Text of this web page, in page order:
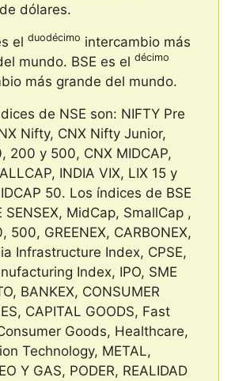
dólares.
el duodécimo intercambio más
mundo. BSE es el décimo
más grande del mundo.
de NSE son: NIFTY Pre
Nifty, CNX Nifty Junior,
200 y 500, CNX MIDCAP,
INDIA VIX, LIX 15 y
50. Los índices de BSE
SENSEX, MidCap, SmallCap ,
500, GREENEX, CARBONEX,
Infrastructure Index, CPSE,
Index, IPO, SME
BANKEX, CONSUMER
CAPITAL GOODS, Fast
Goods, Healthcare,
Technology, METAL,
Y GAS, PODER, REALIDAD